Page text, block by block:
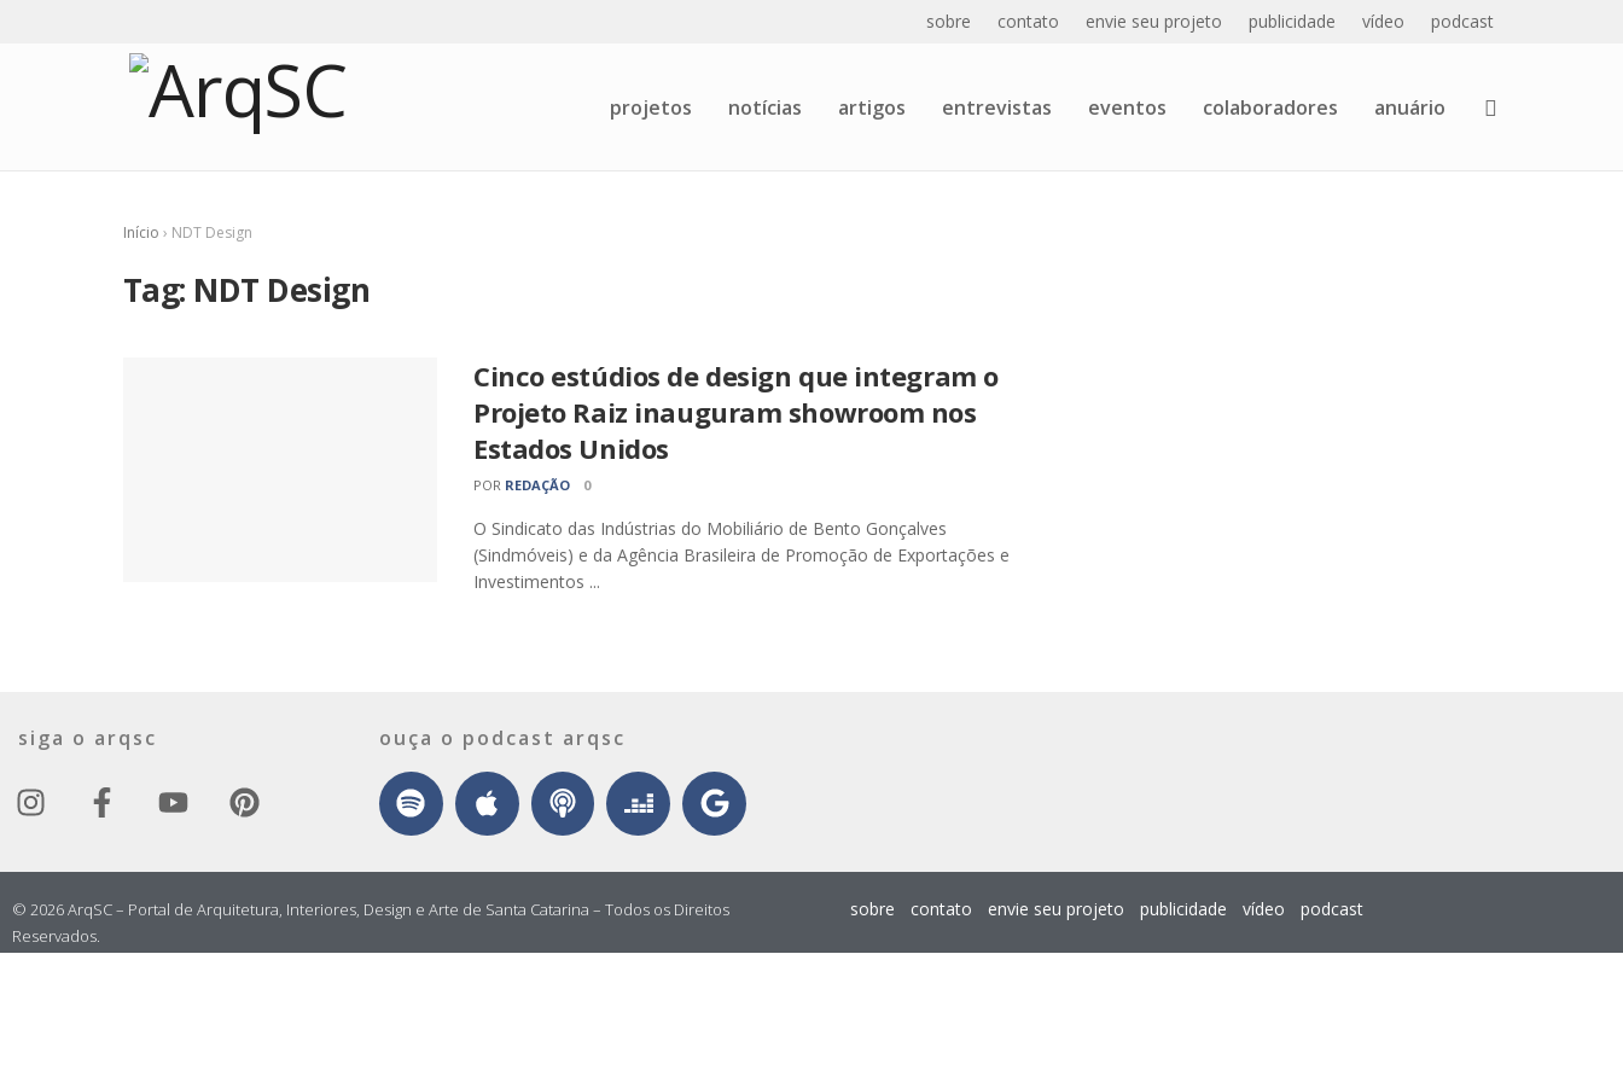
sobre contato envie seu projeto publicidade vídeo podcast
projetos notícias artigos entrevistas eventos colaboradores anuário
Início › NDT Design
Tag: NDT Design
Cinco estúdios de design que integram o
Projeto Raiz inauguram showroom nos
Estados Unidos
POR REDAÇÃO 0
O Sindicato das Indústrias do Mobiliário de Bento Gonçalves
(Sindmóveis) e da Agência Brasileira de Promoção de Exportações e
Investimentos ...
siga o arqsc ouça o podcast arqsc
© 2026 ArqSC – Portal de Arquitetura, Interiores, Design e Arte de Santa Catarina – Todos os Direitos
Reservados.
sobre contato envie seu projeto publicidade vídeo podcast